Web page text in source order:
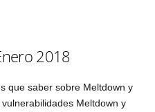
2018
que saber sobre Meltdown y
Meltdown y